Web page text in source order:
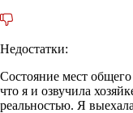
Недостатки:
Состояние мест
что я и озвучила
реальностью. Я